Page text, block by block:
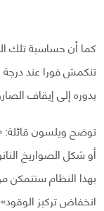
كما أن حساسية تلك
بدوره إلى إيقاف
توضح ويلسون قائلة:
أو شكل الصواريخ
بهذا النظام ستتمكن
انخفاض تركيز